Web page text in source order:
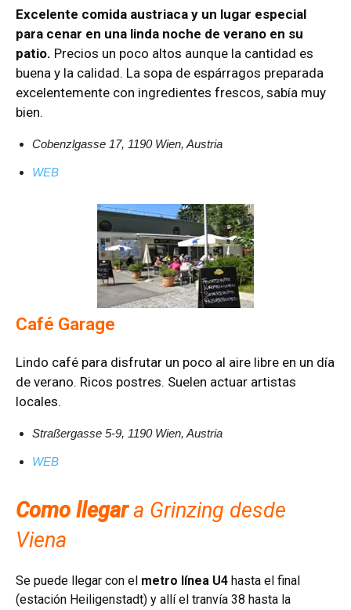
Excelente comida austriaca y un lugar especial
para cenar en una linda noche de verano en su
patio. Precios un poco altos aunque la cantidad es
buena y la calidad. La sopa de espárragos preparada
excelentemente con ingredientes frescos, sabía muy
bien.
Cobenzlgasse 17, 1190 Wien, Austria
WEB
Café Garage
Lindo café para disfrutar un poco al aire libre en un día
de verano. Ricos postres. Suelen actuar artistas
locales.
Straßergasse 5-9, 1190 Wien, Austria
WEB
Como llegara Grinzing desde
Viena
Se puede llegar con el metro línea U4 hasta el final
(estación Heiligenstadt) y allí el tranvía 38 hasta la